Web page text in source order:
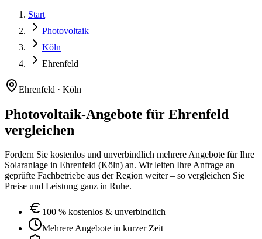
Newsletter
Start
Photovoltaik
Köln
Ehrenfeld
Ehrenfeld · Köln
Photovoltaik-Angebote für Ehrenfeld
vergleichen
Fordern Sie kostenlos und unverbindlich mehrere Angebote für Ihre
Solaranlage in Ehrenfeld (Köln) an. Wir leiten Ihre Anfrage an
geprüfte Fachbetriebe aus der Region weiter – so vergleichen Sie
Preise und Leistung ganz in Ruhe.
100 % kostenlos & unverbindlich
Mehrere Angebote in kurzer Zeit